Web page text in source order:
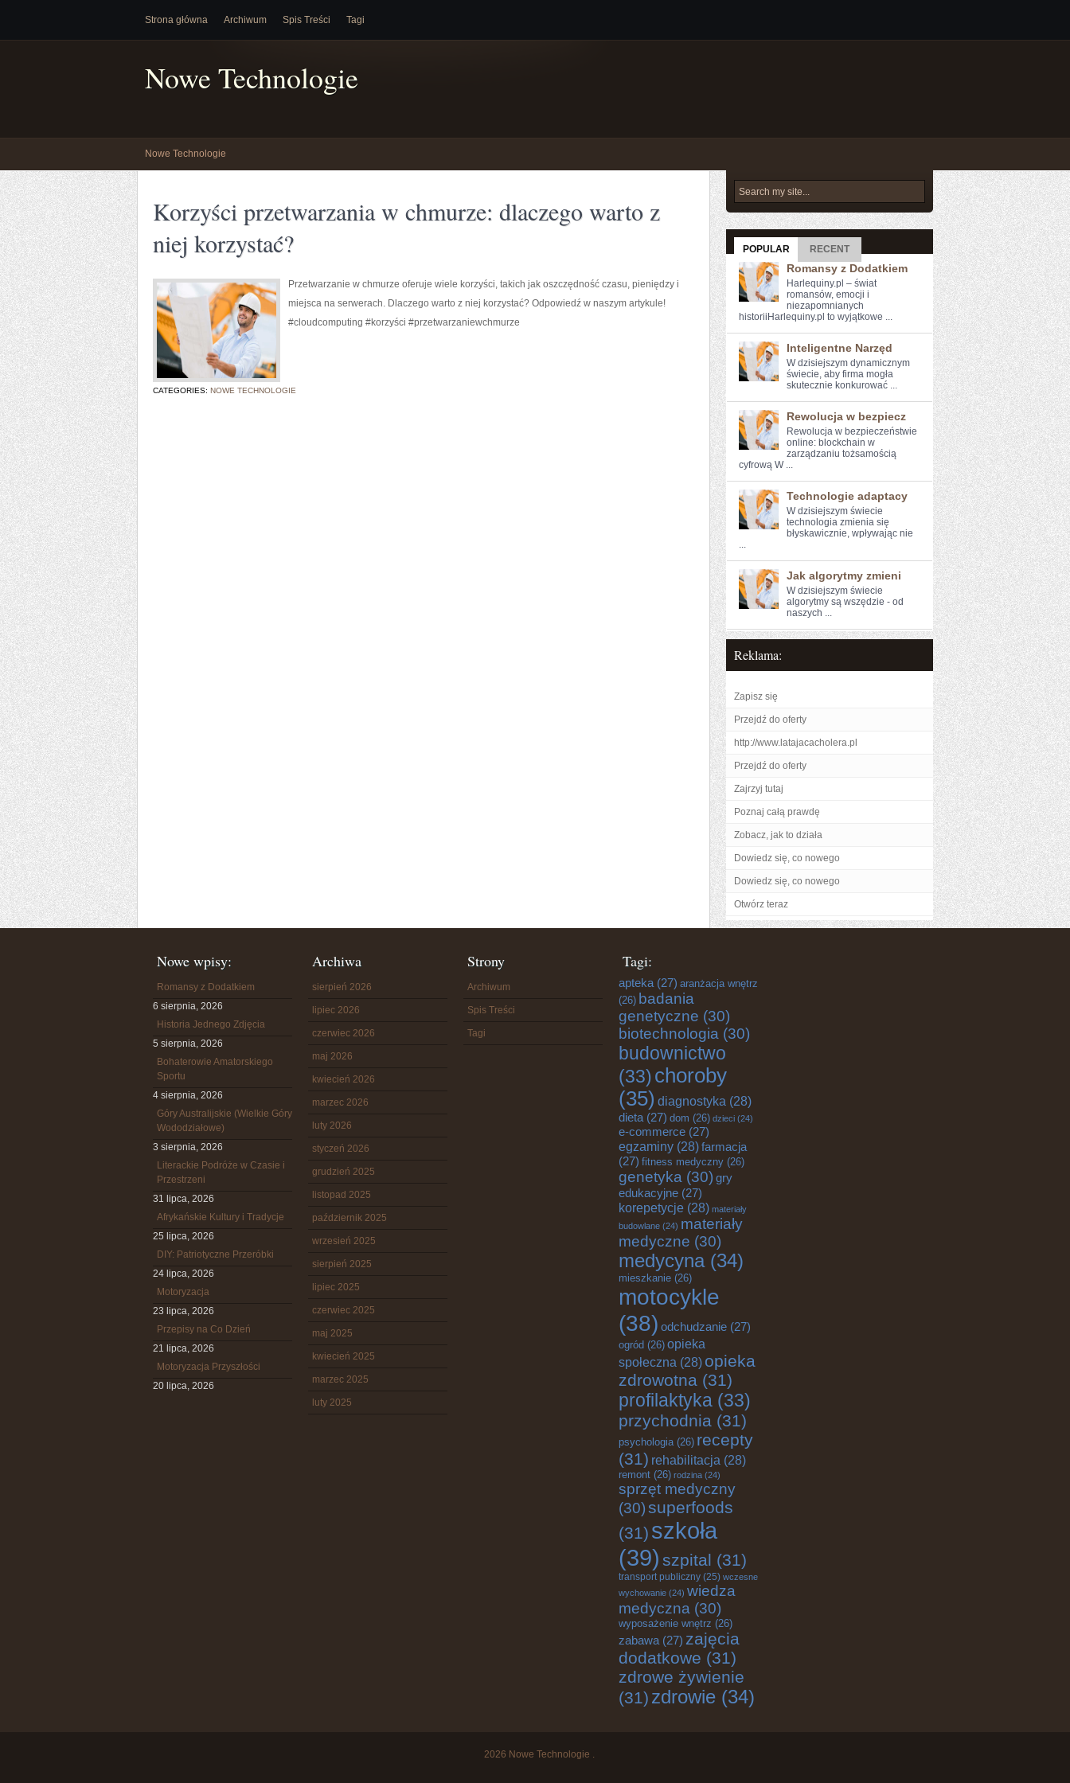
Strona główna Archiwum Spis Treści Tagi
Nowe Technologie
Nowe Technologie
Korzyści przetwarzania w chmurze: dlaczego warto z
niej korzystać?
Przetwarzanie w chmurze oferuje wiele korzyści, takich jak oszczędność czasu, pieniędzy i
miejsca na serwerach. Dlaczego warto z niej korzystać? Odpowiedź w naszym artykule!
#cloudcomputing #korzyści #przetwarzaniewchmurze
CATEGORIES: NOWE TECHNOLOGIE
POPULAR RECENT
Romansy z Dodatkiem
Harlequiny.pl – świat
romansów, emocji i
niezapomnianych
historiiHarlequiny.pl to wyjątkowe ...
Inteligentne Narzęd
W dzisiejszym dynamicznym⁤
świecie, aby⁤ firma mogła
skutecznie konkurować‍ ...
Rewolucja w bezpiecz
Rewolucja w ⁣bezpieczeństwie ​
online: blockchain w
zarządzaniu ‍tożsamością
cyfrową W ...
Technologie adaptacy
W dzisiejszym świecie
technologia ‍zmienia się
błyskawicznie, wpływając nie
...
Jak algorytmy zmieni
W dzisiejszym świecie
algorytmy są wszędzie - od
naszych ...
Reklama:
Zapisz się
Przejdź do oferty
http://www.latajacacholera.pl
Przejdź do oferty
Zajrzyj tutaj
Poznaj całą prawdę
Zobacz, jak to działa
Dowiedz się, co nowego
Dowiedz się, co nowego
Otwórz teraz
Nowe wpisy:
Romansy z Dodatkiem
6 sierpnia, 2026
Historia Jednego Zdjęcia
5 sierpnia, 2026
Bohaterowie Amatorskiego
Sportu
4 sierpnia, 2026
Góry Australijskie (Wielkie Góry
Wododziałowe)
3 sierpnia, 2026
Literackie Podróże w Czasie i
Przestrzeni
31 lipca, 2026
Afrykańskie Kultury i Tradycje
25 lipca, 2026
DIY: Patriotyczne Przeróbki
24 lipca, 2026
Motoryzacja
23 lipca, 2026
Przepisy na Co Dzień
21 lipca, 2026
Motoryzacja Przyszłości
20 lipca, 2026
Archiwa
sierpień 2026
lipiec 2026
czerwiec 2026
maj 2026
kwiecień 2026
marzec 2026
luty 2026
styczeń 2026
grudzień 2025
listopad 2025
październik 2025
wrzesień 2025
sierpień 2025
lipiec 2025
czerwiec 2025
maj 2025
kwiecień 2025
marzec 2025
luty 2025
Strony
Archiwum
Spis Treści
Tagi
Tagi:
apteka (27) aranżacja wnętrz
(26) badania
genetyczne (30)
biotechnologia (30)
budownictwo
(33)choroby
(35) diagnostyka (28)
dieta (27) dom (26) dzieci (24)
e-commerce (27)
egzaminy (28)farmacja
(27) fitness medyczny (26)
genetyka (30) gry
edukacyjne (27)
korepetycje (28) materiały
budowlane (24) materiały
medyczne (30)
medycyna(34)
mieszkanie (26)
motocykle
(38) odchudzanie (27)
ogród (26) opieka
społeczna (28) opieka
zdrowotna (31)
profilaktyka (33)
przychodnia (31)
psychologia(26) recepty
(31) rehabilitacja (28)
remont (26) rodzina (24)
sprzęt medyczny
(30)superfoods
(31) szkoła
(39) szpital (31)
transport publiczny (25) wczesne
wychowanie (24) wiedza
medyczna (30)
wyposażenie wnętrz (26)
zabawa (27) zajęcia
dodatkowe (31)
zdrowe żywienie
(31) zdrowie (34)
2026 Nowe Technologie .